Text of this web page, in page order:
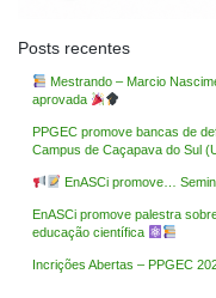
Posts recentes
Mestrando – Marcio
aprovada
PPGEC promove bancas de
Campus de Caçapava do Sul
EnASCi promove…
EnASCi promove palestra
educação científica
Incrições Abertas – PPGEC